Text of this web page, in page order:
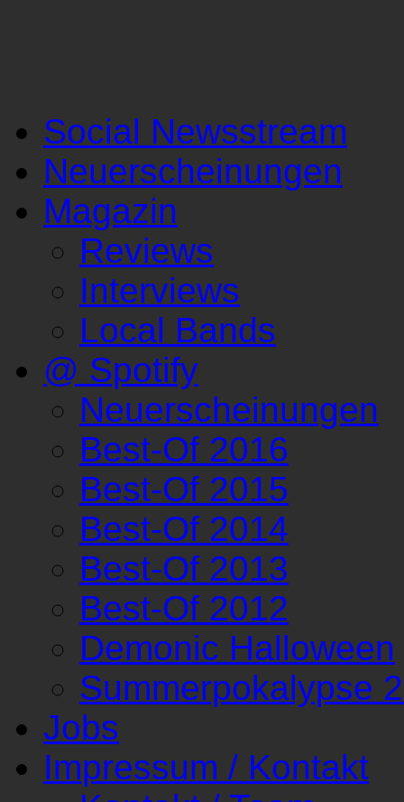
Social Newsstream
Neuerscheinungen
Magazin
Reviews
Interviews
Local Bands
@ Spotify
Neuerscheinungen
Best-Of 2016
Best-Of 2015
Best-Of 2014
Best-Of 2013
Best-Of 2012
Demonic Halloween
Summerpokalypse
Jobs
Impressum / Kontakt